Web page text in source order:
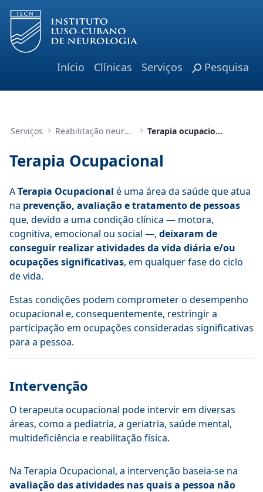
Pular para o Conteúdo principal
Início Clínicas Serviços Pesquisa
Serviços Reabilitação neurológica Terapia ocupacional
Terapia Ocupacional
ATerapia Ocupacional é uma área da saúde que atua
na prevenção, avaliação e tratamento de pessoas
que, devido a uma condição clínica — motora,
cognitiva, emocional ou social —, deixaram de
conseguir realizar atividades da vida diária e/ou
ocupações significativas, em qualquer fase do ciclo
de vida.
Estas condições podem comprometer o desempenho
ocupacional e, consequentemente, restringir a
participação em ocupações consideradas significativas
para a pessoa.
Intervenção
O terapeuta ocupacional pode intervir em diversas
áreas, como a pediatria, a geriatria, saúde mental,
multideficiência e reabilitação física.
Na Terapia Ocupacional, a intervenção baseia-se na
avaliação das atividades nas quais a pessoa não